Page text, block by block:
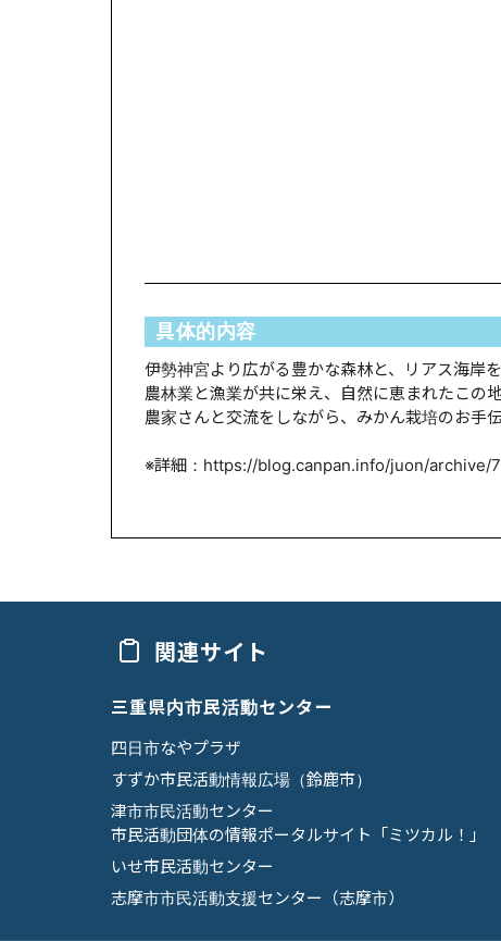
具体的内容
伊勢神宮より広がる豊かな森林と、リアス海岸
農林業と漁業が共に栄え、自然に恵まれたこの
農家さんと交流をしながら、みかん栽培のお手
※詳細：https://blog.canpan.info/juon/archive/
関連サイト
三重県内市民活動センター
四日市なやプラザ
すずか市民活動情報広場（鈴鹿市）
津市市民活動センター
市民活動団体の情報ポータルサイト「ミツカル！」
いせ市民活動センター
志摩市市民活動支援センター（志摩市）